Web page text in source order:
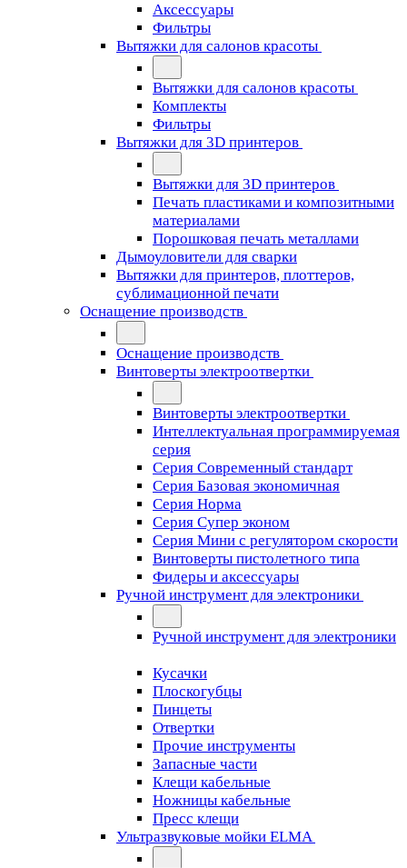
Аксессуары
Фильтры
Вытяжки для салонов красоты
Вытяжки для салонов красоты
Комплекты
Фильтры
Вытяжки для 3D принтеров
Вытяжки для 3D принтеров
Печать пластиками и композитными
материалами
Порошковая печать металлами
Дымоуловители для сварки
Вытяжки для принтеров, плоттеров,
сублимационной печати
Оснащение производств
Оснащение производств
Винтоверты электроотвертки
Винтоверты электроотвертки
Интеллектуальная программируемая
серия
Серия Современный стандарт
Серия Базовая экономичная
Серия Норма
Серия Cупер эконом
Серия Мини с регулятором скорости
Винтоверты пистолетного типа
Фидеры и аксессуары
Ручной инструмент для электроники
Ручной инструмент для электроники
Кусачки
Плоскогубцы
Пинцеты
Отвертки
Прочие инструменты
Запасные части
Клещи кабельные
Ножницы кабельные
Пресс клещи
Ультразвуковые мойки ELMA